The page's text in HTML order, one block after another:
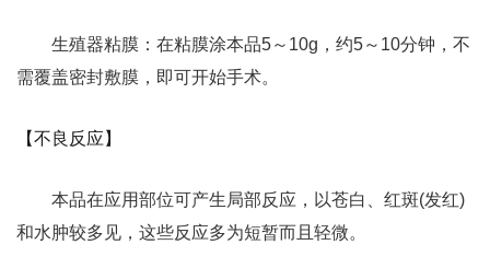
生殖器粘膜：在粘膜涂本品5～10g，约5～10分钟，不
需覆盖密封敷膜，即可开始手术。
【不良反应】
本品在应用部位可产生局部反应，以苍白、红斑(发红)
和水肿较多见，这些反应多为短暂而且轻微。